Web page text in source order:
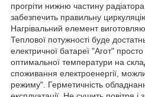
прогріти нижню частину
забезпечить правильну
Нагрівальний елемент
Теплової потужності буде
електричної батареї "Агот"
оптимальної температури на
споживання електроенергії,
режиму". Герметичність